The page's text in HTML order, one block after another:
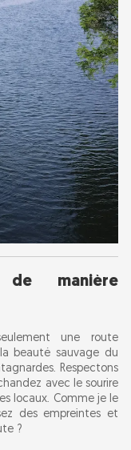
de manière
une route
beauté sauvage du
Respectons
avec le sourire
locaux. Comme je le
des empreintes et
?